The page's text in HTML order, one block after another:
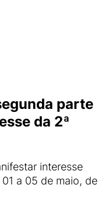
parte
da 2ª
interesse
a 05 de maio, de